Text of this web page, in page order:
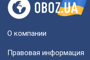
О компании
Правовая информация